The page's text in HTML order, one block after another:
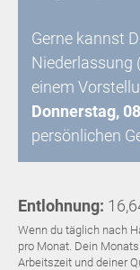
Gerne kannst
Niederlassung
einem
Donnerstag,
persönlichen
Entlohnung:
Wenn du täglich nach
pro Monat. Dein
Arbeitszeit und deiner